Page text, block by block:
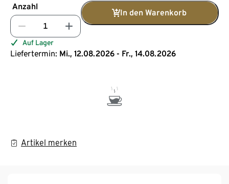
Anzahl
In den Warenkorb
Auf Lager
Liefertermin: Mi., 12.08.2026 - Fr., 14.08.2026
Artikel merken